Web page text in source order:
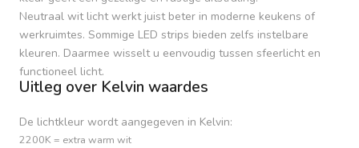
Neutraal wit licht werkt juist beter in moderne keukens of
werkruimtes. Sommige LED strips bieden zelfs instelbare
kleuren. Daarmee wisselt u eenvoudig tussen sfeerlicht en
functioneel licht.
Uitleg over Kelvin waardes
De lichtkleur wordt aangegeven in Kelvin:
2200K = extra warm wit